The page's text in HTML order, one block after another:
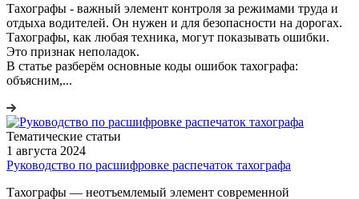
Тахографы - важный элемент контроля за режимами труда и
отдыха водителей. Он нужен и для безопасности на дорогах.
Тахографы, как любая техника, могут показывать ошибки.
Это признак неполадок.
В статье разберём основные коды ошибок тахографа:
объясним,...
Тематические статьи
1 августа 2024
Руководство по расшифровке распечаток тахографа
Тахографы — неотъемлемый элемент современной